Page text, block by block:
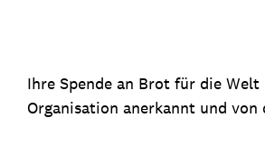
Ihre Spende an Brot für die
Organisation anerkannt und